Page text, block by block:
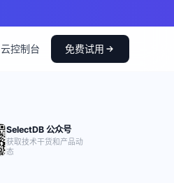
云控制台 免费试用
SelectDB 公众号
获取技术干货和产品动
态